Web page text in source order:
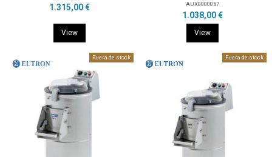
1.315,00 €
View
AUX0000057
1.038,00 €
View
Fuera de stock Fuera de stock